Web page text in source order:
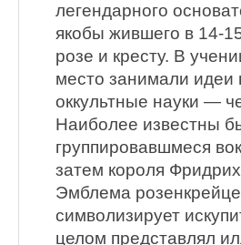
легендарного
якобы жившего в 14-
розе и кресту. В
место занимали идеи
оккультные науки —
Наиболее известны
группировавшмеся
затем короля
Эмблема
символизирует
целом представлял